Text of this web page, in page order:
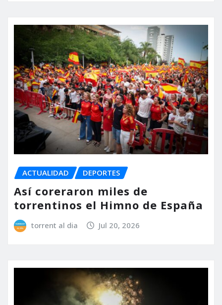
ACTUALIDAD DEPORTES
Así coreraron miles de
torrentinos el Himno de España
torrent al dia Jul 20, 2026